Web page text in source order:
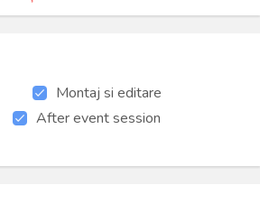
Montaj si editare
After event session